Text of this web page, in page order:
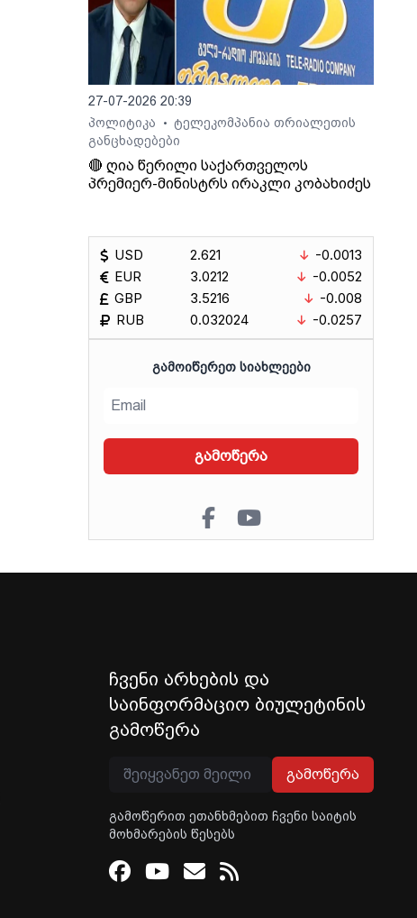
27-07-2026 20:39
პოლიტიკა
•
ტელეკომპანია თრიალეთის
განცხადებები
🔴 ღია წერილი საქართველოს
პრემიერ-მინისტრს ირაკლი კობახიძეს
USD
EUR
GBP
RUB
2.621
3.0212
3.5216
0.032024
-0.0013
-0.0052
-0.008
-0.0257
ᲒᲐᲛᲝᲘᲬᲔᲠᲔᲗ ᲡᲘᲐᲮᲚᲔᲔᲑᲘ
გამოწერა
ჩვენი არხების და
საინფორმაციო ბიულეტინის
გამოწერა
გამოწერა
გამოწერით ეთანხმებით ჩვენი საიტის
მოხმარების წესებს
Facebook
Youtube
Email
RSS